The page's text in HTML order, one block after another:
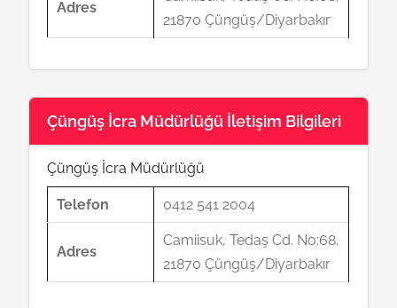
Adres
21870 Çüngüş/Diyarbakır
Çüngüş İcra Müdürlüğü İletişim Bilgileri
Çüngüş İcra Müdürlüğü
Telefon 0412 541 2004
Adres
Camiisuk, Tedaş Cd. No:68,
21870 Çüngüş/Diyarbakır